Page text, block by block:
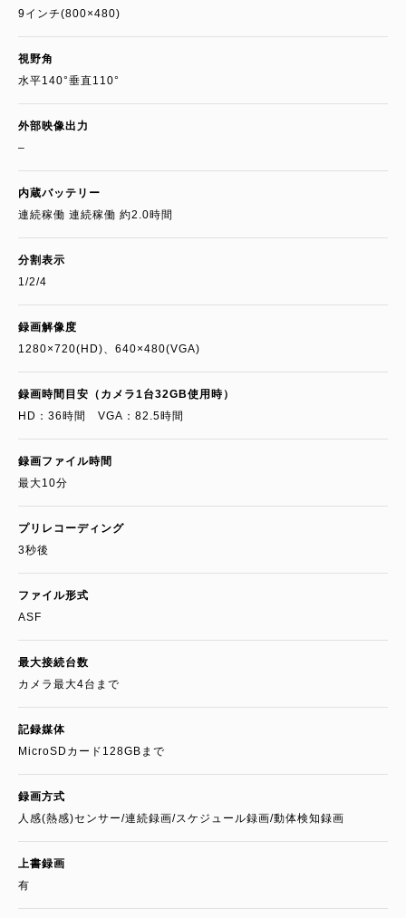
9インチ(800×480)
視野角
水平140°垂直110°
外部映像出力
–
内蔵バッテリー
連続稼働 連続稼働 約2.0時間
分割表示
1/2/4
録画解像度
1280×720(HD)、640×480(VGA)
録画時間目安（カメラ1台32GB使用時）
HD：36時間 VGA：82.5時間
録画ファイル時間
最大10分
プリレコーディング
3秒後
ファイル形式
ASF
最大接続台数
カメラ最大4台まで
記録媒体
MicroSDカード128GBまで
録画方式
人感(熱感)センサー/連続録画/スケジュール録画/動体検知録画
上書録画
有